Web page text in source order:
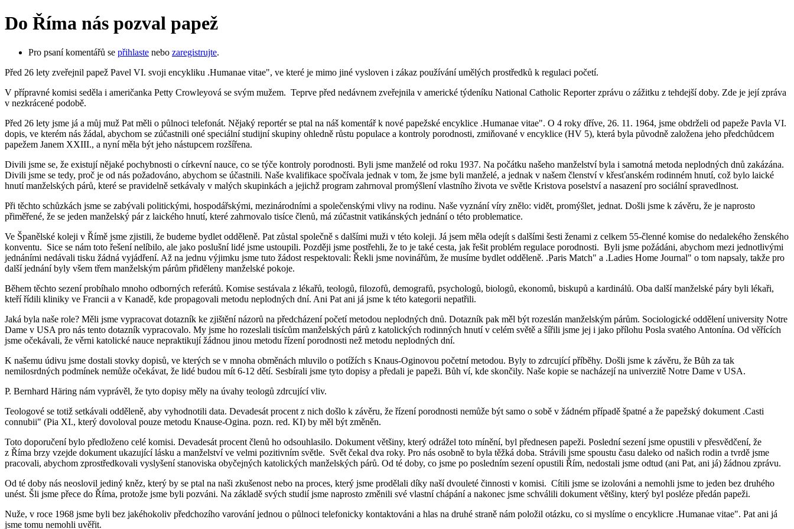
Do Říma nás pozval papež
Pro psaní komentářů se přihlaste nebo zaregistrujte.
Před 26 lety zveřejnil papež Pavel VI. svoji encykliku .Humanae vitae", ve které je mimo jiné vysloven i zákaz používání umělých prostředků k regulaci početí.
V přípravné komisi seděla i američanka Petty Crowleyová se svým mužem. Teprve před nedávnem zveřejnila v americké týdeníku National Catholic Reporter zprávu o zážitku z tehdejší doby. Zde je její zpráva
v nezkrácené podobě.
Před 26 lety jsme já a můj muž Pat měli o půlnoci telefonát. Nějaký reportér se ptal na náš komentář k nové papežské encyklice .Humanae vitae". O 4 roky dříve, 26. 11. 1964, jsme obdrželi od papeže Pavla VI.
dopis, ve kterém nás žádal, abychom se zúčastnili oné speciální studijní skupiny ohledně růstu populace a kontroly porodnosti, zmiňované v encyklice (HV 5), která byla původně založena jeho předchůdcem
papežem Janem XXIII., a nyní měla být jeho nástupcem rozšířena.
Divili jsme se, že existují nějaké pochybnosti o církevní nauce, co se týče kontroly porodnosti. Byli jsme manželé od roku 1937. Na počátku našeho manželství byla i samotná metoda neplodných dnů zakázána.
Divili jsme se tedy, proč je od nás požadováno, abychom se účastnili. Naše kvalifikace spočívala jednak v tom, že jsme byli manželé, a jednak v našem členství v křesťanském rodinném hnutí, což bylo laické
hnutí manželských párů, které se pravidelně setkávaly v malých skupinkách a jejichž program zahrnoval promýšlení vlastního života ve světle Kristova poselství a nasazení pro sociální spravedlnost.
Při těchto schůzkách jsme se zabývali politickými, hospodářskými, mezinárodními a společenskými vlivy na rodinu. Naše vyznání víry znělo: vidět, promýšlet, jednat. Došli jsme k závěru, že je naprosto
přiměřené, že se jeden manželský pár z laického hnutí, které zahrnovalo tisíce členů, má zúčastnit vatikánských jednání o této problematice.
Ve Španělské koleji v Římě jsme zjistili, že budeme bydlet odděleně. Pat zůstal společně s dalšími muži v této koleji. Já jsem měla odejít s dalšími šesti ženami z celkem 55-členné komise do nedalekého ženského
konventu. Sice se nám toto řešení nelíbilo, ale jako poslušní lidé jsme ustoupili. Později jsme postřehli, že to je také cesta, jak řešit problém regulace porodnosti. Byli jsme požádáni, abychom mezi jednotlivými
jednáními nedávali tisku žádná vyjádření. Až na jednu výjimku jsme tuto žádost respektovali: Řekli jsme novinářům, že musíme bydlet odděleně. .Paris Match" a .Ladies Home Journal" o tom napsaly, takže pro
další jednání byly všem třem manželským párům přiděleny manželské pokoje.
Během těchto sezení probíhalo mnoho odborných referátů. Komise sestávala z lékařů, teologů, filozofů, demografů, psychologů, biologů, ekonomů, biskupů a kardinálů. Oba další manželské páry byli lékaři,
kteří řídili kliniky ve Francii a v Kanadě, kde propagovali metodu neplodných dní. Ani Pat ani já jsme k této kategorii nepatřili.
Jaká byla naše role? Měli jsme vypracovat dotazník ke zjištění názorů na předcházení početí metodou neplodných dnů. Dotazník pak měl být rozeslán manželským párům. Sociologické oddělení university Notre
Dame v USA pro nás tento dotazník vypracovalo. My jsme ho rozeslali tisícům manželských párů z katolických rodinných hnutí v celém světě a šířili jsme jej i jako přílohu Posla svatého Antonína. Od věřících
jsme očekávali, že věrni katolické nauce nepraktikují žádnou jinou metodu řízení porodnosti než metodu neplodných dní.
K našemu údivu jsme dostali stovky dopisů, ve kterých se v mnoha obměnách mluvilo o potížích s Knaus-Oginovou početní metodou. Byly to zdrcující příběhy. Došli jsme k závěru, že Bůh za tak
nemilosrdných podmínek nemůže očekávat, že lidé budou mít 6-12 dětí. Sesbírali jsme tyto dopisy a předali je papeži. Bůh ví, kde skončily. Naše kopie se nacházejí na univerzitě Notre Dame v USA.
P. Bernhard Häring nám vyprávěl, že tyto dopisy měly na úvahy teologů zdrcující vliv.
Teologové se totiž setkávali odděleně, aby vyhodnotili data. Devadesát procent z nich došlo k závěru, že řízení porodnosti nemůže být samo o sobě v žádném případě špatné a že papežský dokument .Casti
connubii" (Pia XI., který dovoloval pouze metodu Knause-Ogina. pozn. red. KI) by měl být změněn.
Toto doporučení bylo předloženo celé komisi. Devadesát procent členů ho odsouhlasilo. Dokument většiny, který odrážel toto mínění, byl přednesen papeži. Poslední sezení jsme opustili v přesvědčení, že
z Říma brzy vzejde dokument ukazující lásku a manželství ve velmi pozitivním světle. Svět čekal dva roky. Pro nás osobně to byla těžká doba. Strávili jsme spoustu času daleko od našich rodin a tvrdě jsme
pracovali, abychom zprostředkovali vyslyšení stanoviska obyčejných katolických manželských párů. Od té doby, co jsme po posledním sezení opustili Řím, nedostali jsme odtud (ani Pat, ani já) žádnou zprávu.
Od té doby nás neoslovil jediný kněz, který by se ptal na naši zkušenost nebo na proces, který jsme prodělali díky naší dvouleté činnosti v komisi. Cítili jsme se izolováni a nemohli jsme to jeden bez druhého
unést. Šli jsme přece do Říma, protože jsme byli pozváni. Na základě svých studií jsme naprosto změnili své vlastní chápání a nakonec jsme schválili dokument většiny, který byl posléze předán papeži.
Nuže, v roce 1968 jsme byli bez jakéhokoliv předchozího varování jednou o půlnoci telefonicky kontaktováni a hlas na druhé straně nám položil otázku, co si myslíme o encyklicre .Humanae vitae". Pat ani já
jsme tomu nemohli uvěřit.